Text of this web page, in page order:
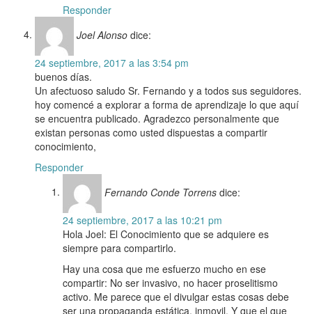
Responder
Joel Alonso dice:
24 septiembre, 2017 a las 3:54 pm
buenos días.
Un afectuoso saludo Sr. Fernando y a todos sus seguidores.
hoy comencé a explorar a forma de aprendizaje lo que aquí
se encuentra publicado. Agradezco personalmente que
existan personas como usted dispuestas a compartir
conocimiento,
Responder
Fernando Conde Torrens dice:
24 septiembre, 2017 a las 10:21 pm
Hola Joel: El Conocimiento que se adquiere es
siempre para compartirlo.
Hay una cosa que me esfuerzo mucho en ese
compartir: No ser invasivo, no hacer proselitismo
activo. Me parece que el divulgar estas cosas debe
ser una propaganda estática, inmovil. Y que el que